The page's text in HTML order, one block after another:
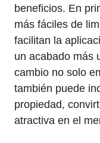
beneficios. En
más fáciles de
facilitan la
un acabado más
cambio no solo
también puede
propiedad,
atractiva en el